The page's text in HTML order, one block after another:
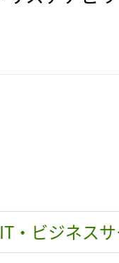
IT・ビジネス